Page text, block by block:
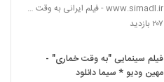
www.simadl.ir - فیلم ایرانی به وقت خماری
۲۰۷ بازدید
فیلم سینمایی "به وقت خماری" -
مهین ودیو * سیما دانلود